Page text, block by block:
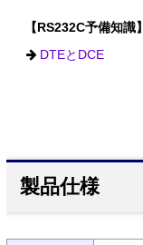
【RS232C予備知識】
DTEとDCE
製品仕様